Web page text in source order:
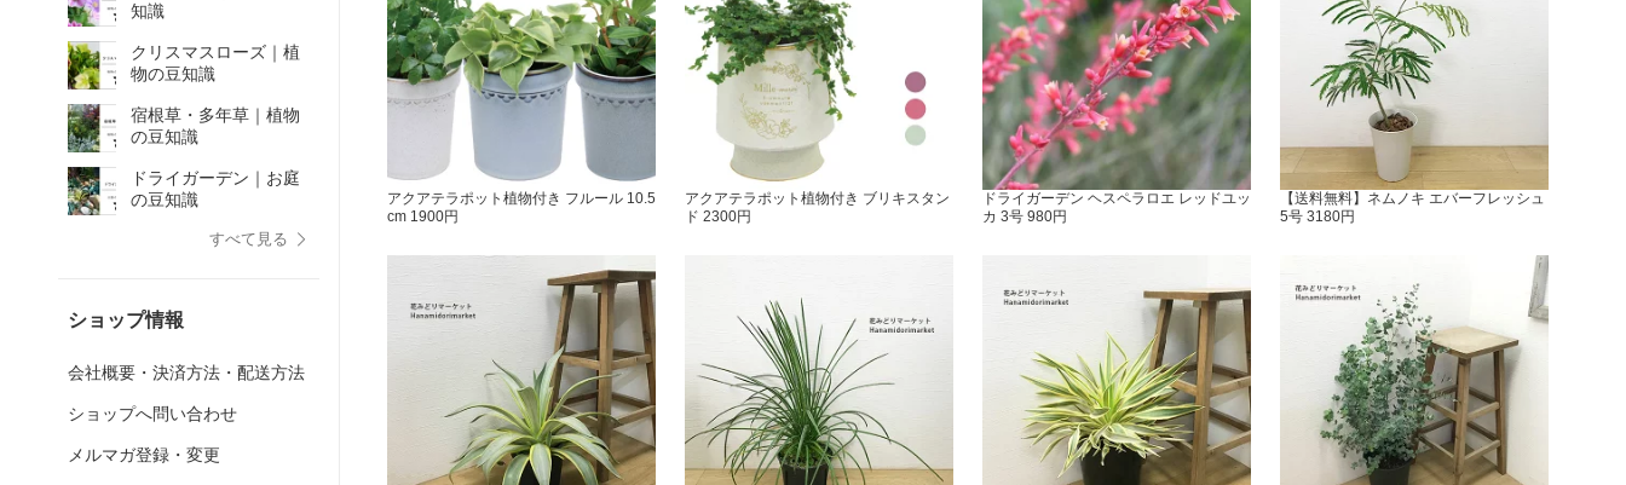
知識
クリスマスローズ｜植
物の豆知識
宿根草・多年草｜植物
の豆知識
ドライガーデン｜お庭
の豆知識
すべて見る
ショップ情報
会社概要・決済方法・配送方法
ショップへ問い合わせ
メルマガ登録・変更
アクアテラポット植物付き フルール 10.5
cm 1900円
アクアテラポット植物付き ブリキスタン
ド 2300円
ドライガーデン ヘスペラロエ レッドユッ
カ 3号 980円
【送料無料】ネムノキ エバーフレッシュ
5号 3180円